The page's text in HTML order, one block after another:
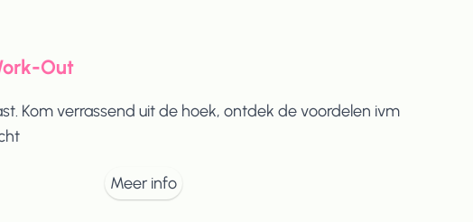
Out
Kom verrassend uit de hoek, ontdek de voordelen ivm
Meer info